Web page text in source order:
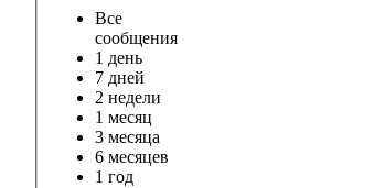
Все
сообщения
1 день
7 дней
2 недели
1 месяц
3 месяца
6 месяцев
1 год